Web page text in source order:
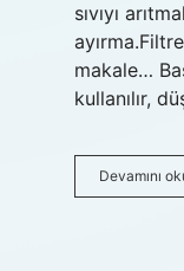
sıvıyı
makale…
kullanılır,
Devamını